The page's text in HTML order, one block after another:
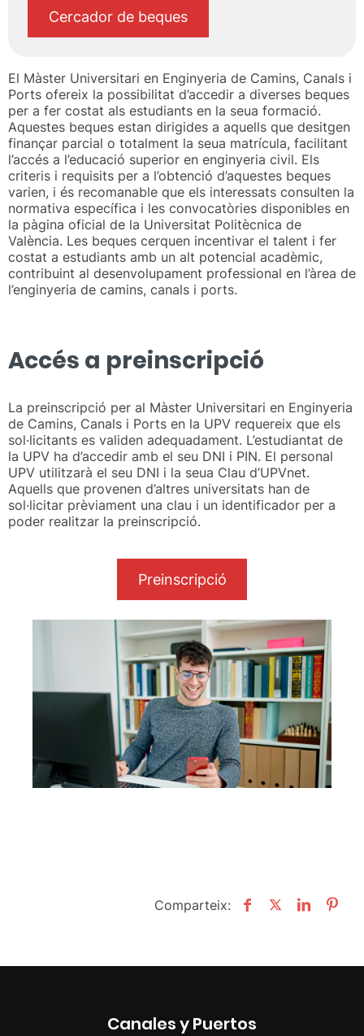
Cercador de beques
El Màster Universitari en Enginyeria de Camins, Canals i
Ports ofereix la possibilitat d’accedir a diverses beques
per a fer costat als estudiants en la seua formació.
Aquestes beques estan dirigides a aquells que desitgen
finançar parcial o totalment la seua matrícula, facilitant
l’accés a l’educació superior en enginyeria civil. Els
criteris i requisits per a l’obtenció d’aquestes beques
varien, i és recomanable que els interessats consulten la
normativa específica i les convocatòries disponibles en
la pàgina oficial de la Universitat Politècnica de
València. Les beques cerquen incentivar el talent i fer
costat a estudiants amb un alt potencial acadèmic,
contribuint al desenvolupament professional en l’àrea de
l’enginyeria de camins, canals i ports.
Accés a preinscripció
La preinscripció per al Màster Universitari en Enginyeria
de Camins, Canals i Ports en la UPV requereix que els
sol·licitants es validen adequadament. L’estudiantat de
la UPV ha d’accedir amb el seu DNI i PIN. El personal
UPV utilitzarà el seu DNI i la seua Clau d’UPVnet.
Aquells que provenen d’altres universitats han de
sol·licitar prèviament una clau i un identificador per a
poder realitzar la preinscripció.
Preinscripció
Comparteix:
Canales y Puertos